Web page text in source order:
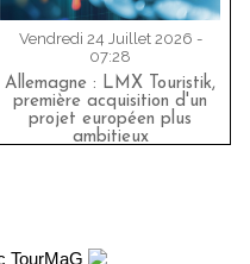
Vendredi 24 Juillet 2026 -
07:28
Allemagne : LMX Touristik,
première acquisition d'un
projet européen plus
ambitieux